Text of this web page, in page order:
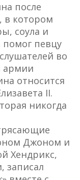
после
в котором
соула и
помог певцу
во
армии
относится
II.
никогда
Джоном и
Хендрикс,
записал